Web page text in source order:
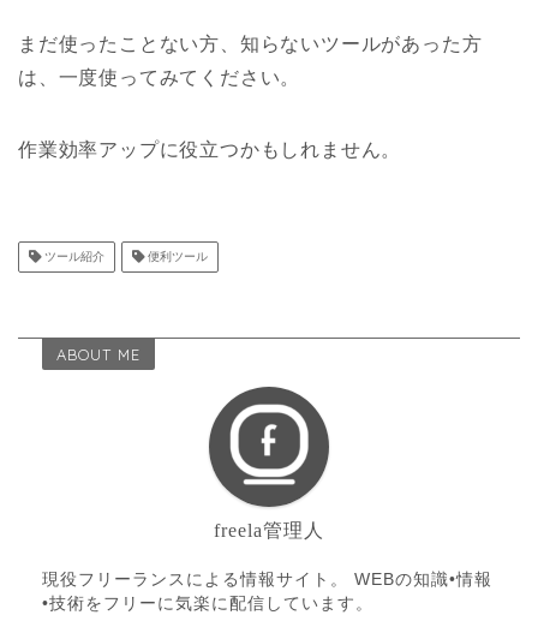
まだ使ったことない方、知らないツールがあった方
は、一度使ってみてください。
作業効率アップに役立つかもしれません。
ツール紹介 便利ツール
ABOUT ME
freela管理人
現役フリーランスによる情報サイト。 WEBの知識•情報
•技術をフリーに気楽に配信しています。